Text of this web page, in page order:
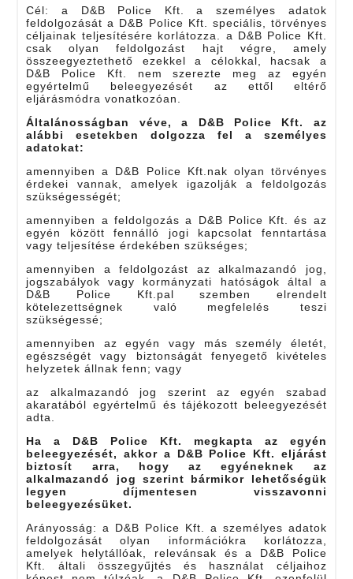
Cél: a D&B Police Kft. a személyes adatok
feldolgozását a D&B Police Kft. speciális, törvényes
céljainak teljesítésére korlátozza. a D&B Police Kft.
csak olyan feldolgozást hajt végre, amely
összeegyeztethető ezekkel a célokkal, hacsak a
D&B Police Kft. nem szerezte meg az egyén
egyértelmű beleegyezését az ettől eltérő
eljárásmódra vonatkozóan.
Általánosságban véve, a D&B Police Kft. az
alábbi esetekben dolgozza fel a személyes
adatokat:
amennyiben a D&B Police Kft.nak olyan törvényes
érdekei vannak, amelyek igazolják a feldolgozás
szükségességét;
amennyiben a feldolgozás a D&B Police Kft. és az
egyén között fennálló jogi kapcsolat fenntartása
vagy teljesítése érdekében szükséges;
amennyiben a feldolgozást az alkalmazandó jog,
jogszabályok vagy kormányzati hatóságok által a
D&B Police Kft.pal szemben elrendelt
kötelezettségnek való megfelelés teszi
szükségessé;
amennyiben az egyén vagy más személy életét,
egészségét vagy biztonságát fenyegető kivételes
helyzetek állnak fenn; vagy
az alkalmazandó jog szerint az egyén szabad
akaratából egyértelmű és tájékozott beleegyezését
adta.
Ha a D&B Police Kft. megkapta az egyén
beleegyezését, akkor a D&B Police Kft. eljárást
biztosít arra, hogy az egyéneknek az
alkalmazandó jog szerint bármikor lehetőségük
legyen díjmentesen visszavonni
beleegyezésüket.
Arányosság: a D&B Police Kft. a személyes adatok
feldolgozását olyan információkra korlátozza,
amelyek helytállóak, relevánsak és a D&B Police
Kft. általi összegyűjtés és használat céljaihoz